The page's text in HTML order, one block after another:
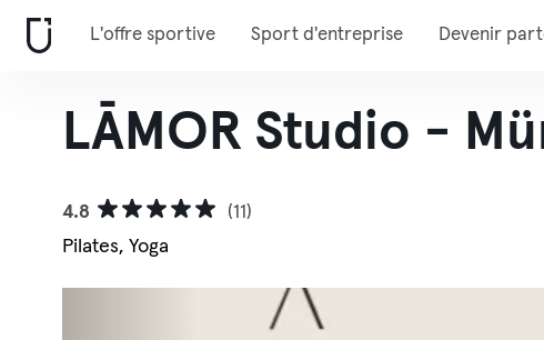
L'offre sportive Sport d'entreprise Devenir
LĀMOR Studio -
4.8
(11)
Pilates, Yoga